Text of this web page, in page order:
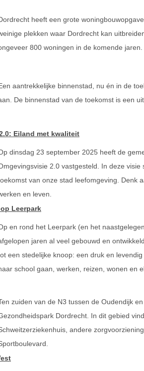
heeft een grote
plekken waar Dordrecht kan
800 woningen in de komende jaren.
aantrekkelijke binnenstad, nu én in de
De binnenstad van de toekomst is een
Eiland met kwaliteit
dinsdag 23 september 2025 heeft de
2.0 vastgesteld. In deze visie
van onze stad leefomgeving. Denk
en leven.
Leerpark
en rond het Leerpark (en het
jaren al veel gebouwd en
een stedelijke knoop: een druk en
school gaan, werken, reizen, wonen en
zuiden van de N3 tussen de Oudendijk
Dordrecht. In dit gebied
andere